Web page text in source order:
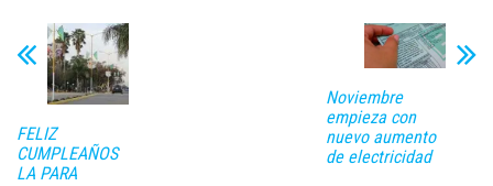
FELIZ
CUMPLEAÑOS
LA PARA
Noviembre
empieza con
nuevo aumento
de electricidad